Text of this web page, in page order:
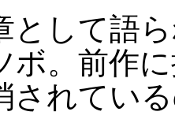
して語
ボ。前作
されてい